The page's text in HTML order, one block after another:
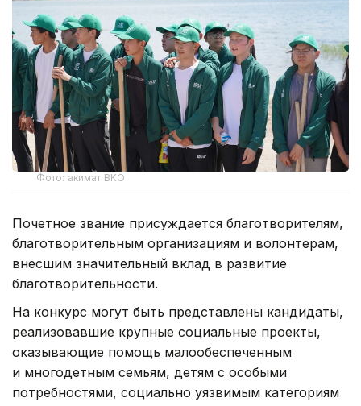
Фото: акимат ВКО
Почетное звание присуждается благотворителям,
благотворительным организациям и волонтерам,
внесшим значительный вклад в развитие
благотворительности.
На конкурс могут быть представлены кандидаты,
реализовавшие крупные социальные проекты,
оказывающие помощь малообеспеченным
и многодетным семьям, детям с особыми
потребностями, социально уязвимым категориям